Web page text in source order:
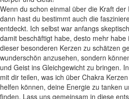
Wenn du schon einmal über die Kraft
dann hast du bestimmt‌ auch die
entdeckt. Ich selbst war anfangs
damit beschäftigt habe, desto mehr habe
dieser‍ besonderen Kerzen zu schätzen
wunderschön anzusehen, sondern
und Geist ins Gleichgewicht zu bringen.
mit dir teilen, was ich‍ über Chakra
helfen können, deine Energie zu tanken
finden. Lass uns gemeinsam in⁣ diese